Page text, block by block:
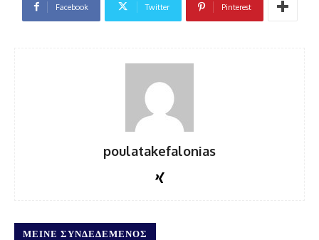
Facebook Twitter Pinterest
poulatakefalonias
ΜΕΊΝΕ ΣΥΝΔΕΔΕΜΈΝΟΣ